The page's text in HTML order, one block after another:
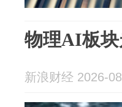
物理AI板
新浪财经 2026-